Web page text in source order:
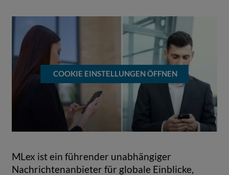
COOKIE EINSTELLUNGEN ÖFFNEN
MLex ist ein führender unabhängiger
Nachrichtenanbieter für globale Einblicke,